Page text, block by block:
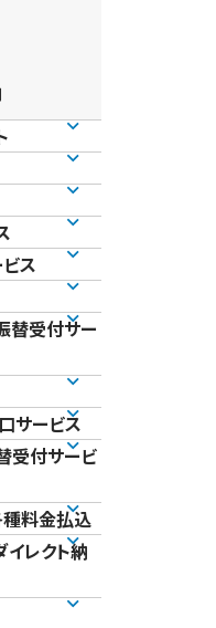
ス
替受付サー
サービス
受付サービ
料金払込
レクト納